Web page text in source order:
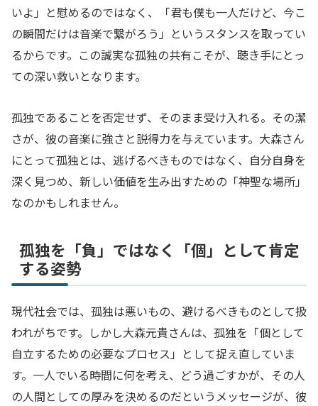
いよ」と慰めるのではなく、「君も僕も一人だけど、今こ
の瞬間だけは音楽で繋がろう」というスタンスを取ってい
るからです。この誠実な孤独の共有こそが、聴き手にとっ
ての深い救いとなります。
孤独であることを否定せず、そのまま受け入れる。その潔
さが、彼の音楽に強さと説得力を与えています。大森さん
にとって孤独とは、逃げるべきものではなく、自分自身を
深く見つめ、新しい価値を生み出すための「神聖な場所」
なのかもしれません。
孤独を「負」ではなく「個」として肯定
する姿勢
現代社会では、孤独は悪いもの、避けるべきものとして扱
われがちです。しかし大森元貴さんは、孤独を「個として
自立するための必要なプロセス」として捉え直していま
す。一人でいる時間に何を考え、どう過ごすかが、その人
の人間としての厚みを決めるのだというメッセージが、彼